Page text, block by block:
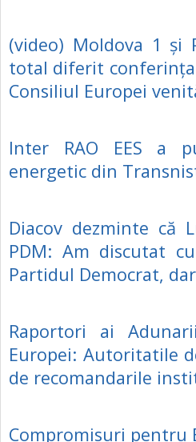
(video) Moldova 1 și
total diferit conferința
Consiliul Europei
Inter RAO EES a
energetic din
Diacov dezminte că
PDM: Am discutat
Partidul Democrat,
Raportori ai
Europei: Autoritatile
de recomandarile
Compromisuri pentru